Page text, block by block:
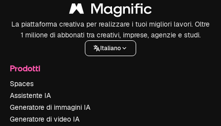
La piattaforma creativa per realizzare i tuoi migliori lavori. Oltre
1 milione di abbonati tra creativi, imprese, agenzie e studi.
Italiano
Prodotti
Spaces
Assistente IA
Generatore di immagini IA
Generatore di video IA